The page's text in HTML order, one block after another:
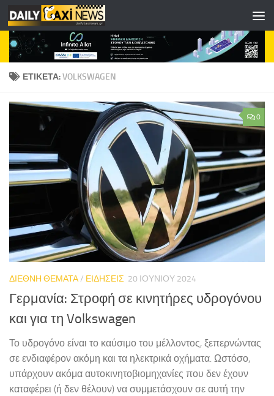
Skip to content
ΕΤΙΚΈΤΑ:VOLKSWAGEN
0
ΔΙΕΘΝΗ ΘΕΜΑΤΑ/ ΕΙΔΗΣΕΙΣ 20 ΙΟΥΝΊΟΥ 2024
Γερμανία: Στροφή σε κινητήρες υδρογόνου
και για τη Volkswagen
Το υδρογόνο είναι το καύσιμο του μέλλοντος, ξεπερνώντας
σε ενδιαφέρον ακόμη και τα ηλεκτρικά οχήματα. Ωστόσο,
υπάρχουν ακόμα αυτοκινητοβιομηχανίες που δεν έχουν
καταφέρει (ή δεν θέλουν) να συμμετάσχουν σε αυτή την